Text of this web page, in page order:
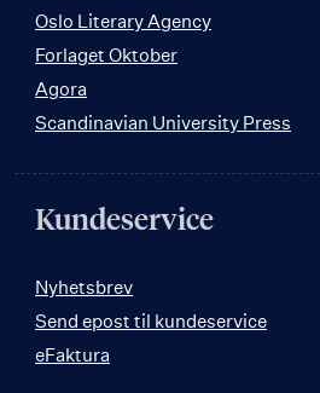
Oslo Literary Agency
Forlaget Oktober
Agora
Scandinavian University Press
Kundeservice
Nyhetsbrev
Send epost til kundeservice
eFaktura